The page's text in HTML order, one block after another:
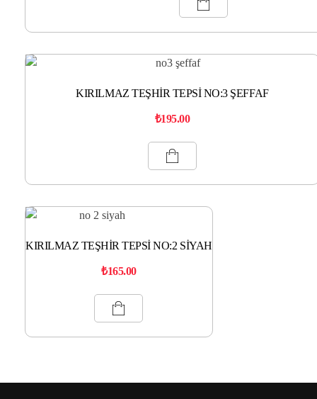
KIRILMAZ TEŞHİR TEPSİ NO:3 ŞEFFAF
₺195.00
KIRILMAZ TEŞHİR TEPSİ NO:2 SİYAH
₺165.00